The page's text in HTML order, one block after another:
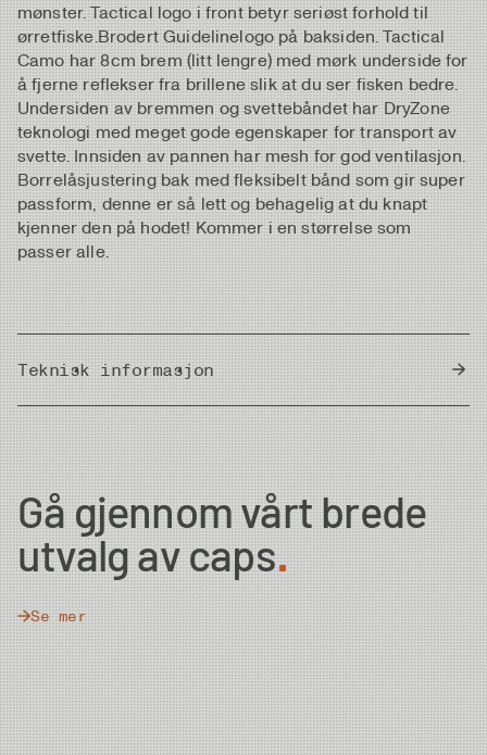
mønster. Tactical logo i front betyr seriøst forhold til
ørretfiske.Brodert Guidelinelogo på baksiden. Tactical
Camo har 8cm brem (litt lengre) med mørk underside for
å fjerne reflekser fra brillene slik at du ser fisken bedre.
Undersiden av bremmen og svettebåndet har DryZone
teknologi med meget gode egenskaper for transport av
svette. Innsiden av pannen har mesh for god ventilasjon.
Borrelåsjustering bak med fleksibelt bånd som gir super
passform, denne er så lett og behagelig at du knapt
kjenner den på hodet! Kommer i en størrelse som
passer alle.
Teknisk informasjon
Country of Origin Bangladesh
Gå gjennom vårt brede
utvalg av caps
Se mer